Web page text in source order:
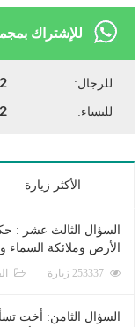
للإشتراك
للرجال:
للنساء:
الأكثر زيارة
السؤال الثالث عشر :
الأرض وملائكة
السؤال الثامن: أخت